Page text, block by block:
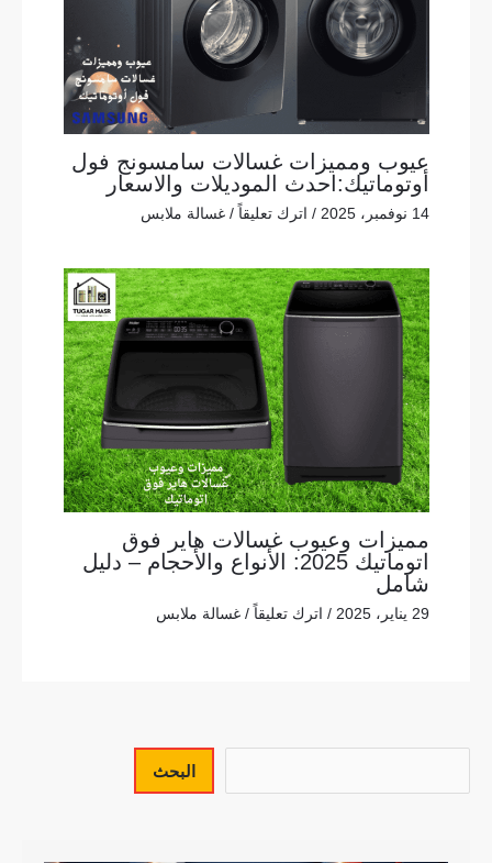
عيوب ومميزات غسالات سامسونج فول
أوتوماتيك:احدث الموديلات والاسعار
14 نوفمبر، 2025 / اترك تعليقاً /غسالة ملابس
مميزات وعيوب غسالات هاير فوق
اتوماتيك 2025: الأنواع والأحجام – دليل
شامل
29 يناير، 2025 / اترك تعليقاً /غسالة ملابس
البحث